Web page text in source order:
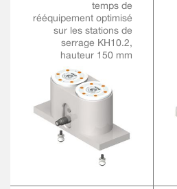
temps de
rééquipement optimisé
sur les stations de
serrage KH10.2,
hauteur 150 mm